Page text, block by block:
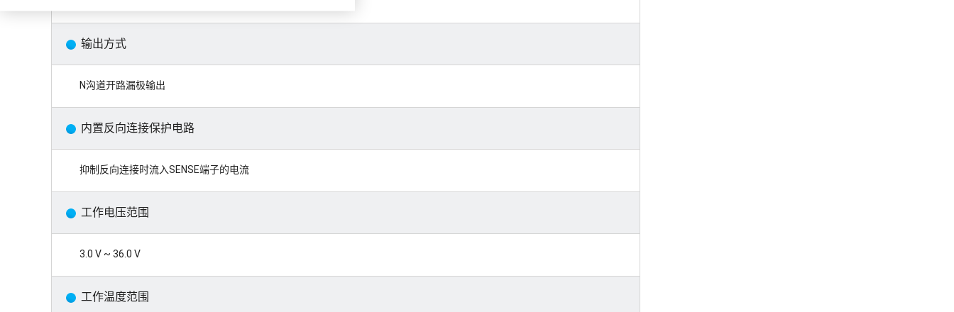
输出方式
N沟道开路漏极输出
内置反向连接保护电路
抑制反向连接时流入SENSE端子的电流
工作电压范围
3.0 V ~ 36.0 V
工作温度范围